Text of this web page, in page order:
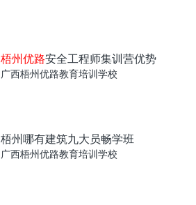
梧州优路安全工程师集训营优势
广西梧州优路教育培训学校
梧州哪有建筑九大员畅学班
广西梧州优路教育培训学校